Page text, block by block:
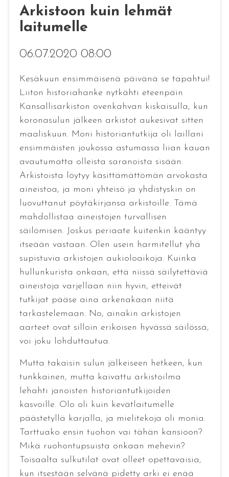
Arkistoon kuin lehmät
laitumelle
06.07.2020 08:00
Kesäkuun ensimmäisenä päivänä se tapahtui!
Liiton historiahanke nytkähti eteenpäin
Kansallisarkiston ovenkahvan kiskaisulla, kun
koronasulun jälkeen arkistot aukesivat sitten
maaliskuun. Moni historiantutkija oli laillani
ensimmäisten joukossa astumassa liian kauan
avautumatta olleista saranoista sisään.
Arkistoista löytyy käsittämättömän arvokasta
aineistoa, ja moni yhteisö ja yhdistyskin on
luovuttanut pöytäkirjansa arkistoille. Tämä
mahdollistaa aineistojen turvallisen
säilömisen. Joskus periaate kuitenkin kääntyy
itseään vastaan. Olen usein harmitellut yhä
supistuvia arkistojen aukioloaikoja. Kuinka
hullunkurista onkaan, että niissä säilytettäviä
aineistoja varjellaan niin hyvin, etteivät
tutkijat pääse aina arkenakaan niitä
tarkastelemaan. No, ainakin arkistojen
aarteet ovat silloin erikoisen hyvässä säilössä,
voi joku lohduttautua.
Mutta takaisin sulun jälkeiseen hetkeen, kun
tunkkainen, mutta kaivattu arkistoilma
lehahti janoisten historiantutkijoiden
kasvoille. Olo oli kuin kevätlaitumelle
päästetyllä karjalla, ja mielitekoja oli monia.
Tarttuako ensin tuohon vai tähän kansioon?
Mikä ruohontupsuista onkaan mehevin?
Toisaalta sulkutilat ovat olleet opettavaisia,
kun itsestään selvänä pidetty arki ei enää